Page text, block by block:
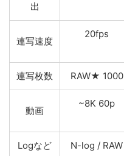
出
連写速度
20fps
連写枚数 RAW★ 1000
動画
~8K 60p
Logなど N-log / RAW